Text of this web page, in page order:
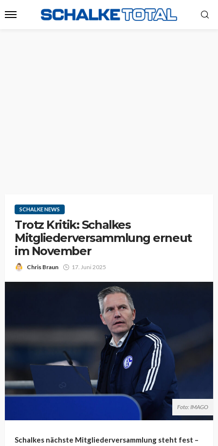
SCHALKE NEWS
Trotz Kritik: Schalkes
Mitgliederversammlung erneut
im November
Chris Braun 17. Juni 2025
Foto: IMAGO
Schalkes nächste Mitgliederversammlung steht fest –